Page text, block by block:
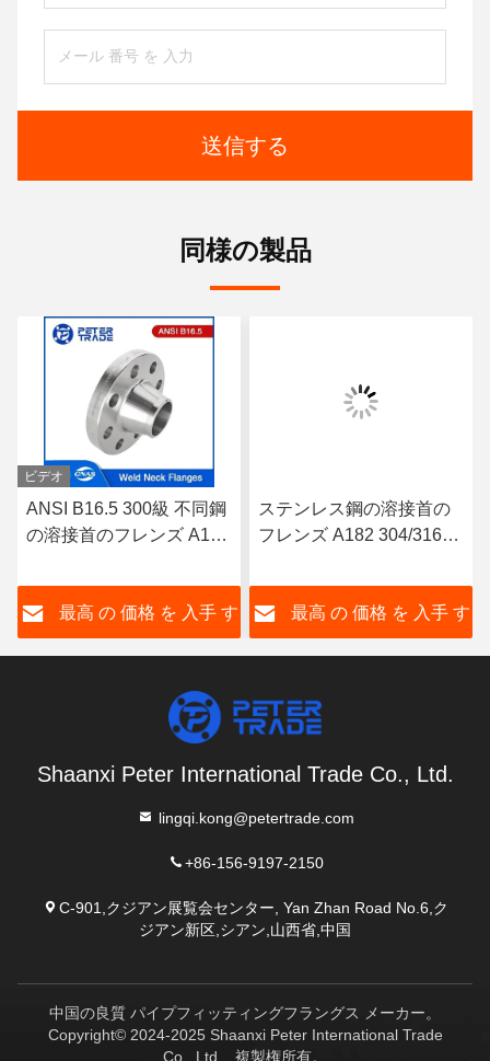
送信する
同様の製品
ビデオ
ANSI B16.5 300級 不同鋼
の溶接首のフレンズ A182
面と平面
最高 の 価格 を 入手 す
ステンレス鋼の溶接首の
フレンズ A182 304/316L
ANSI B16.5 150級
最高 の 価格 を 入手 す
Shaanxi Peter International Trade Co., Ltd.
lingqi.kong@petertrade.com
+86-156-9197-2150
C-901,クジアン展覧会センター, Yan Zhan Road No.6,ク
ジアン新区,シアン,山西省,中国
中国の良質 パイプフィッティングフラングス メーカー。
Copyright© 2024-2025 Shaanxi Peter International Trade
Co., Ltd. . 複製権所有。